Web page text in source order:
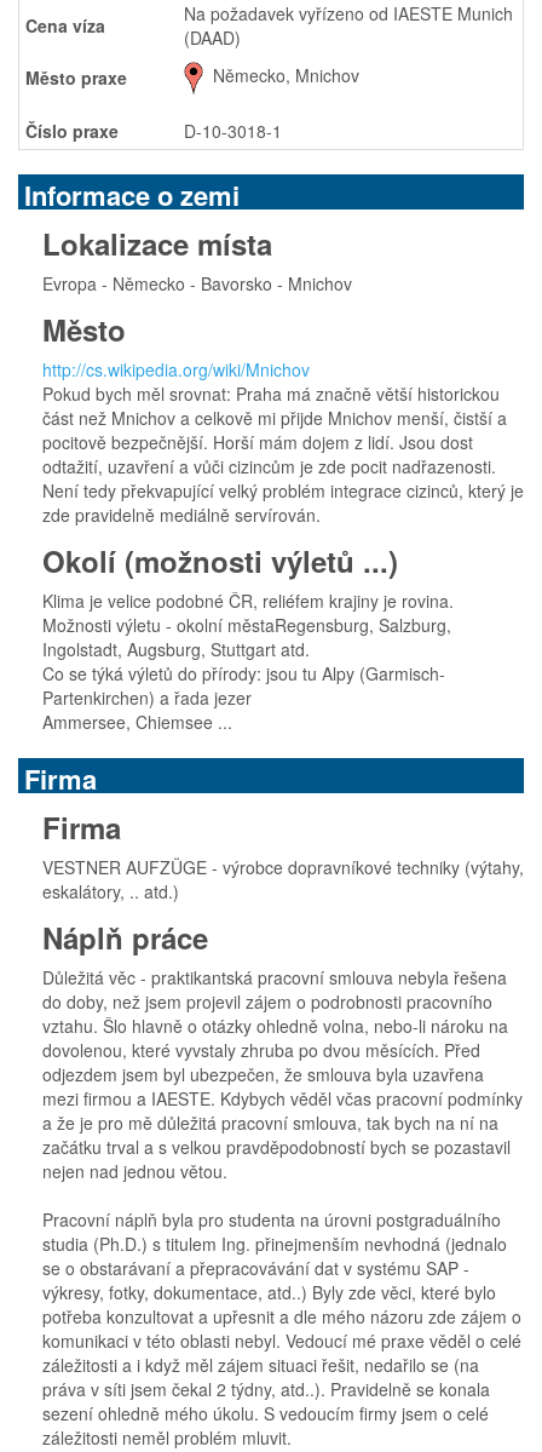
Cena víza
Na požadavek vyřízeno od IAESTE Munich
(DAAD)
Město praxe
Německo, Mnichov
Číslo praxe D-10-3018-1
Informace o zemi
Lokalizace místa
Evropa - Německo - Bavorsko - Mnichov
Město
http://cs.wikipedia.org/wiki/Mnichov
Pokud bych měl srovnat: Praha má značně větší historickou
část než Mnichov a celkově mi přijde Mnichov menší, čistší a
pocitově bezpečnější. Horší mám dojem z lidí. Jsou dost
odtažití, uzavření a vůči cizincům je zde pocit nadřazenosti.
Není tedy překvapující velký problém integrace cizinců, který je
zde pravidelně mediálně servírován.
Okolí (možnosti výletů ...)
Klima je velice podobné ČR, reliéfem krajiny je rovina.
Možnosti výletu - okolní městaRegensburg, Salzburg,
Ingolstadt, Augsburg, Stuttgart atd.
Co se týká výletů do přírody: jsou tu Alpy (Garmisch-
Partenkirchen) a řada jezer
Ammersee, Chiemsee ...
Firma
Firma
VESTNER AUFZÜGE - výrobce dopravníkové techniky (výtahy,
eskalátory, .. atd.)
Náplň práce
Důležitá věc - praktikantská pracovní smlouva nebyla řešena
do doby, než jsem projevil zájem o podrobnosti pracovního
vztahu. Šlo hlavně o otázky ohledně volna, nebo-li nároku na
dovolenou, které vyvstaly zhruba po dvou měsících. Před
odjezdem jsem byl ubezpečen, že smlouva byla uzavřena
mezi firmou a IAESTE. Kdybych věděl včas pracovní podmínky
a že je pro mě důležitá pracovní smlouva, tak bych na ní na
začátku trval a s velkou pravděpodobností bych se pozastavil
nejen nad jednou větou.
Pracovní náplň byla pro studenta na úrovni postgraduálního
studia (Ph.D.) s titulem Ing. přinejmenším nevhodná (jednalo
se o obstarávaní a přepracovávání dat v systému SAP -
výkresy, fotky, dokumentace, atd..) Byly zde věci, které bylo
potřeba konzultovat a upřesnit a dle mého názoru zde zájem o
komunikaci v této oblasti nebyl. Vedoucí mé praxe věděl o celé
záležitosti a i když měl zájem situaci řešit, nedařilo se (na
práva v síti jsem čekal 2 týdny, atd..). Pravidelně se konala
sezení ohledně mého úkolu. S vedoucím firmy jsem o celé
záležitosti neměl problém mluvit.